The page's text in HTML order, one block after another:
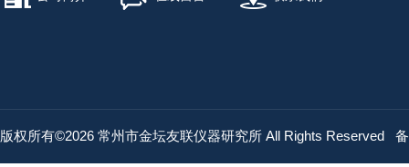
版权所有©2026 常州市金坛友联仪器研究所 All Rights Reserved